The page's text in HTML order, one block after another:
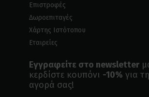
Επιστροφές
Δωροεπιταγές
Χάρτης Ιστότοπου
Εταιρείες
Εγγραφείτε στο newsletter
κερδίστε κουπόνι -10% για
αγορά σας!